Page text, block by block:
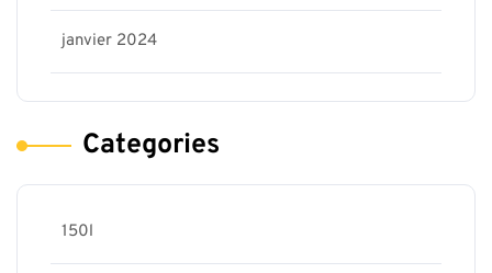
janvier 2024
Categories
150l